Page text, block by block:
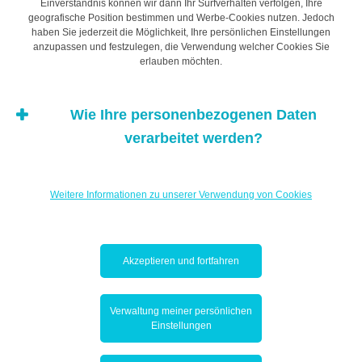
sich in Form einer dreistufigen Pyramide darstellen.
Die Basis bildet ein Sicherheitspolster, d.h.
Ausgaben. Sowohl für Sie selbst als auch für Ihre
fallen in diese Kategorie.
Erspartes zu diversifizieren, um sich und seine
Familie vor einem Rückgang oder plötzlichen Verlust
vorsorgen und insbesondere in
Lebensversicherungenoder
Altersvorsorgeverträge. Diese Optionen sind umso
Einverständnis können wir dann Ihr Surfverhalten verfolgen, Ihre
geografische Position bestimmen und Werbe-Cookies nutzen. Jedoch
haben Sie jederzeit die Möglichkeit, Ihre persönlichen Einstellungen
anzupassen und festzulegen, die Verwendung welcher Cookies Sie
erlauben möchten.
Wie Ihre personenbezogenen Daten
verarbeitet werden?
Weitere Informationen zu unserer Verwendung von Cookies
Akzeptieren und fortfahren
Verwaltung meiner persönlichen
Einstellungen